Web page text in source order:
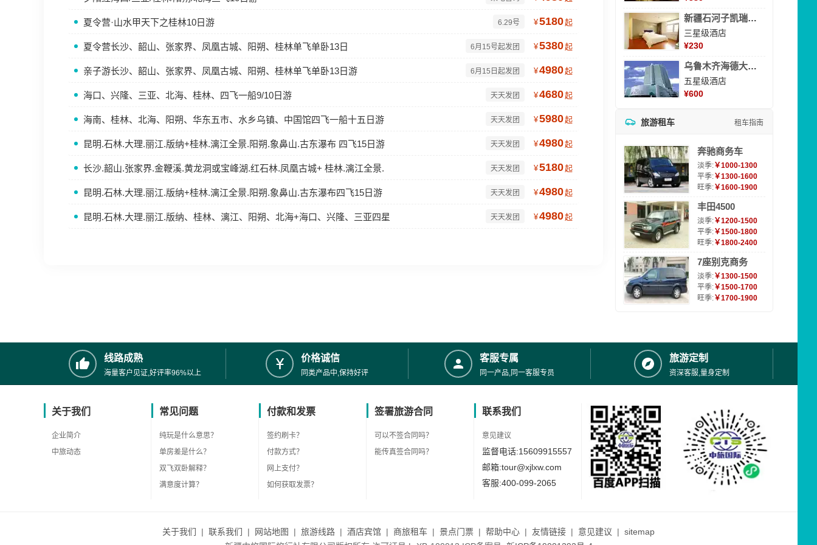
夏令营·山水甲天下之桂林10日游 6.29号 ¥5180起
夏令营长沙、韶山、张家界、凤凰古城、阳朔、桂林单飞单卧13日 6月15号起发团 ¥5380起
亲子游长沙、韶山、张家界、凤凰古城、阳朔、桂林单飞单卧13日游 6月15日起发团 ¥4980起
海口、兴隆、三亚、北海、桂林、四飞一船9/10日游 天天发团 ¥4680起
海南、桂林、北海、阳朔、华东五市、水乡乌镇、中国馆四飞一船十五日游 天天发团 ¥5980起
昆明.石林.大理.丽江.版纳+桂林.漓江全景.阳朔.象鼻山.古东瀑布 四飞15日游 天天发团 ¥4980起
长沙.韶山.张家界.金鞭溪.黄龙洞或宝峰湖.红石林.凤凰古城+ 桂林.漓江全景. 天天发团 ¥5180起
昆明.石林.大理.丽江.版纳+桂林.漓江全景.阳朔.象鼻山.古东瀑布四飞15日游 天天发团 ¥4980起
昆明.石林.大理.丽江.版纳、桂林、漓江、阳朔、北海+海口、兴隆、三亚四星 天天发团 ¥4980起
新疆石河子凯瑞酒店
三星级酒店
¥230
乌鲁木齐海德大酒店
五星级酒店
¥600
旅游租车 租车指南
奔驰商务车
淡季:￥1000-1300
平季:￥1300-1600
旺季:￥1600-1900
丰田4500
淡季:￥1200-1500
平季:￥1500-1800
旺季:￥1800-2400
7座别克商务
淡季:￥1300-1500
平季:￥1500-1700
旺季:￥1700-1900
线路成熟
海量客户见证,好评率96%以上
价格诚信
同类产品中,保持好评
客服专属
同一产品,同一客服专员
旅游定制
资深客服,量身定制
关于我们
企业简介
中旅动态
常见问题
纯玩是什么意思？
单房差是什么？
双飞双卧解释？
满意度计算？
付款和发票
签约刷卡？
付款方式？
网上支付？
如何获取发票？
签署旅游合同
可以不签合同吗？
能传真签合同吗？
联系我们
意见建议
监督电话:15609915557
邮箱:tour@xjlxw.com
客服:400-099-2065
关于我们 | 联系我们 | 网站地图 | 旅游线路 | 酒店宾馆 | 商旅租车 | 景点门票 | 帮助中心 | 友情链接 | 意见建议 | sitemap